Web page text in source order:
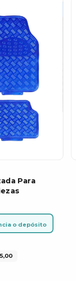
Para
o depósito